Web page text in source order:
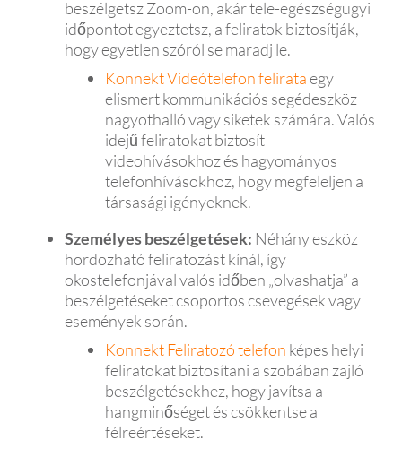
beszélgetsz Zoom-on, akár tele-egészségügyi
időpontot egyeztetsz, a feliratok biztosítják,
hogy egyetlen szóról se maradj le.
Konnekt Videótelefon felirataegy
elismert kommunikációs segédeszköz
nagyothalló vagy siketek számára. Valós
idejű feliratokat biztosít
videohívásokhoz és hagyományos
telefonhívásokhoz, hogy megfeleljen a
társasági igényeknek.
Személyes beszélgetések: Néhány eszköz
hordozható feliratozást kínál, így
okostelefonjával valós időben „olvashatja” a
beszélgetéseket csoportos csevegések vagy
események során.
Konnekt Feliratozó telefon képes helyi
feliratokat biztosítani a szobában zajló
beszélgetésekhez, hogy javítsa a
hangminőséget és csökkentse a
félreértéseket.